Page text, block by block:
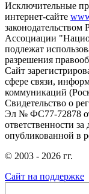
Исключительные
интернет-сайте
Ассоциации
подлежат
разрешения
Сайт
сфере связи,
коммуникаций
Свидетельство о
Эл № ФС77-72878 от
ответственности
опубликованной в
© 2003 - 2026 гг.
Сайт на поддержке